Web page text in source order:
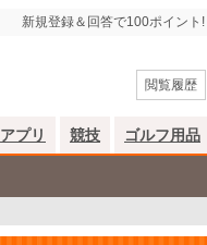
新規登録＆回答で100ポイント!
閲覧履歴
アプリ 競技 ゴルフ用品